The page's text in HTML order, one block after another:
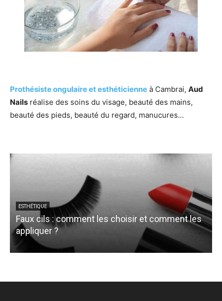
Prothésiste ongulaire et esthéticienne à Cambrai, Aud
Nails réalise des soins du visage, beauté des mains,
beauté des pieds, beauté du regard, manucures...
ESTHÉTIQUE
Faux cils : comment les choisir et comment les
appliquer ?